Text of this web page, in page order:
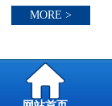
MORE >